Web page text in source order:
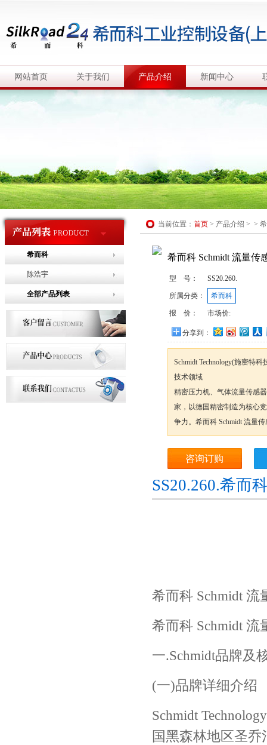
网站首页 关于我们 产品介绍 新闻中心
希而科
陈浩宇
全部产品列表
当前位置： 首页 > 产品介绍 > >
希而科 Schmidt 流量传
型 号： SS20.260.
所属分类： 希而科
报 价： 市场价:
分享到：
Schmidt Technology(施密特
技术领域
精密压力机、气体流量传感
家，以德国精密制造为核心竞
争力。希而科 Schmidt 流量传
咨询订购
SS20.260.希而
希而科 Schmidt 流
希而科 Schmidt 流
一.Schmidt品牌及
(一)品牌详细介绍
Schmidt
国黑森林地区圣乔